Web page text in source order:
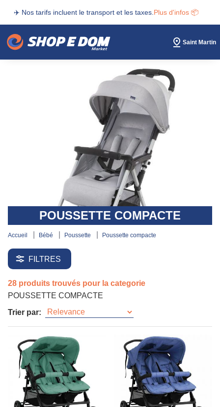
✈️ Nos tarifs incluent le transport et les taxes. Plus d'infos 📦
Saint Martin
POUSSETTE COMPACTE
accueil bébé poussette poussette compacte
FILTRES
28 produits trouvés pour la categorie
POUSSETTE COMPACTE
Trier par: